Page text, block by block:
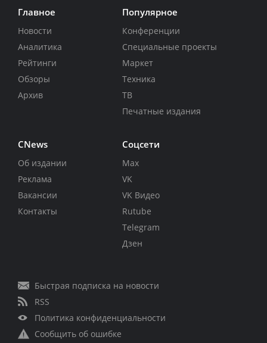
Главное
Новости
Аналитика
Рейтинги
Обзоры
Архив
Популярное
Конференции
Специальные проекты
Маркет
Техника
ТВ
Печатные издания
CNews
Об издании
Реклама
Вакансии
Контакты
Соцсети
Max
VK
VK Видео
Rutube
Telegram
Дзен
Быстрая подписка на новости
RSS
Политика конфиденциальности
Сообщить об ошибке